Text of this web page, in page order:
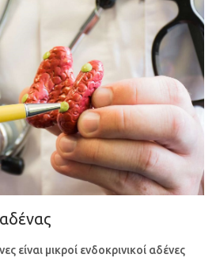
είναι μικροί ενδοκρινικοί αδένες